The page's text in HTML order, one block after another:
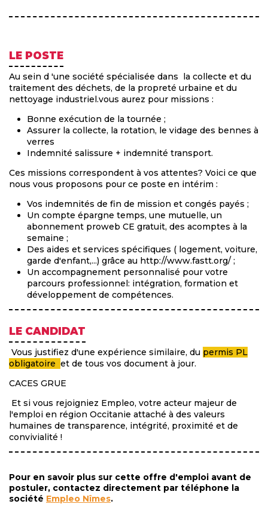
LE POSTE
Au sein d 'une société spécialisée dans la collecte et du
traitement des déchets, de la propreté urbaine et du
nettoyage industriel.vous aurez pour missions :
Bonne exécution de la tournée ;
Assurer la collecte, la rotation, le vidage des bennes à
verres
Indemnité salissure + indemnité transport.
Ces missions correspondent à vos attentes? Voici ce que
nous vous proposons pour ce poste en intérim :
Vos indemnités de fin de mission et congés payés ;
Un compte épargne temps, une mutuelle, un
abonnement proweb CE gratuit, des acomptes à la
semaine ;
Des aides et services spécifiques ( logement, voiture,
garde d'enfant,...) grâce au http://www.fastt.org/ ;
Un accompagnement personnalisé pour votre
parcours professionnel: intégration, formation et
développement de compétences.
LE CANDIDAT
Vous justifiez d'une expérience similaire, du permis PL
obligatoire et de tous vos document à jour.
CACES GRUE
Et si vous rejoigniez Empleo, votre acteur majeur de
l'emploi en région Occitanie attaché à des valeurs
humaines de transparence, intégrité, proximité et de
convivialité !
Pour en savoir plus sur cette offre d'emploi avant de
postuler, contactez directement par téléphone la
société Empleo Nîmes.